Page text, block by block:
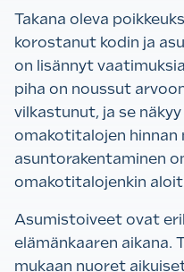
Takana oleva
korostanut kodin ja
on lisännyt
piha on noussut
vilkastunut, ja se
omakotitalojen hinnan
asuntorakentaminen
omakotitalojenkin
Asumistoiveet ovat
elämänkaaren aikana.
mukaan nuoret